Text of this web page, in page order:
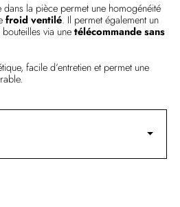
dans la pièce permet une homogénéité
froid ventilé. Il permet également un
via unetélécommande sans
facile d’entretien et permet une